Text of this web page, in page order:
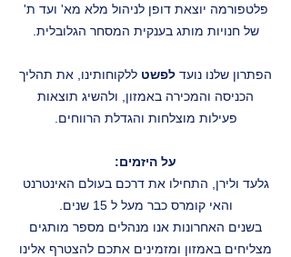
פלטפורמה יוצאת דופן לניהול מלא מא' ועד ת'
של חנויות מותג בענקית המסחר הגלובלית.
הפתרון שלנו נועד לפשט ללקוחותינו, את תהליך
הכניסה והמכירה באמזון, ולהשיג תוצאות
פעילות מוצלחות והגדלת הרווחים.
על היזמים:
גלעד ולירן, התחילו את דרכם בעולם האינטרנט
והאי קומרס כבר מעל ל 15 שנים.
בשנים האחרונות אנו מנהלים מספר מותגים
מצליחים באמזון ומזמינים אתכם להצטרף אלינו